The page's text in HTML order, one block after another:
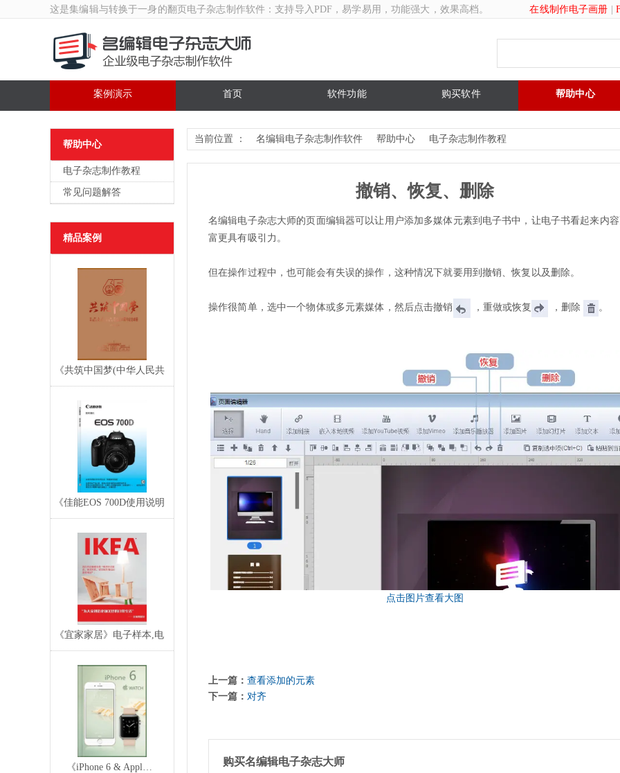
这是集编辑与转换于一身的翻页 电子杂志制作软件 ：支持导入PDF，易学易用，功能强大，效果高档。 在线制作电子画册
首页
案例演示 软件功能 购买软件 帮助中心
帮助中心
电子杂志制作教程
常见问题解答
精品案例
《共筑中国梦(中华人民共
《佳能EOS 700D使用说明
《宜家家居》电子样本,电
《iPhone 6 & Appl…
当前位置 ： 名编辑电子杂志制作软件 帮助中心 电子杂志制作教程
撤销、恢复、删除
名编辑电子杂志大师的页面编辑器可以让用户添加多媒体元素到电子书中，让电子书看起来内
富更具有吸引力。
但在操作过程中，也可能会有失误的操作，这种情况下就要用到撤销、恢复以及删除。
操作很简单，选中一个物体或多元素媒体，然后点击撤销 ，重做或恢复 ，删除 。
上一篇： 查看添加的元素
下一篇： 对齐
购买名编辑电子杂志大师